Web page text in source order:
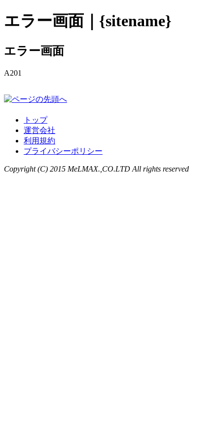
エラー画面｜{sitename}
エラー画面
A201
トップ
運営会社
利用規約
プライバシーポリシー
Copyright (C) 2015 MeLMAX.,CO.LTD All rights reserved